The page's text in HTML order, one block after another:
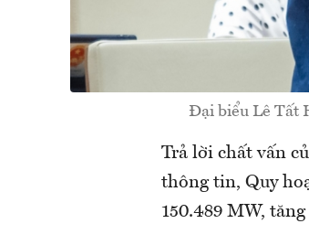
Đại biểu Lê Tất
Trả lời chất vấn
thông tin, Quy
150.489 MW,